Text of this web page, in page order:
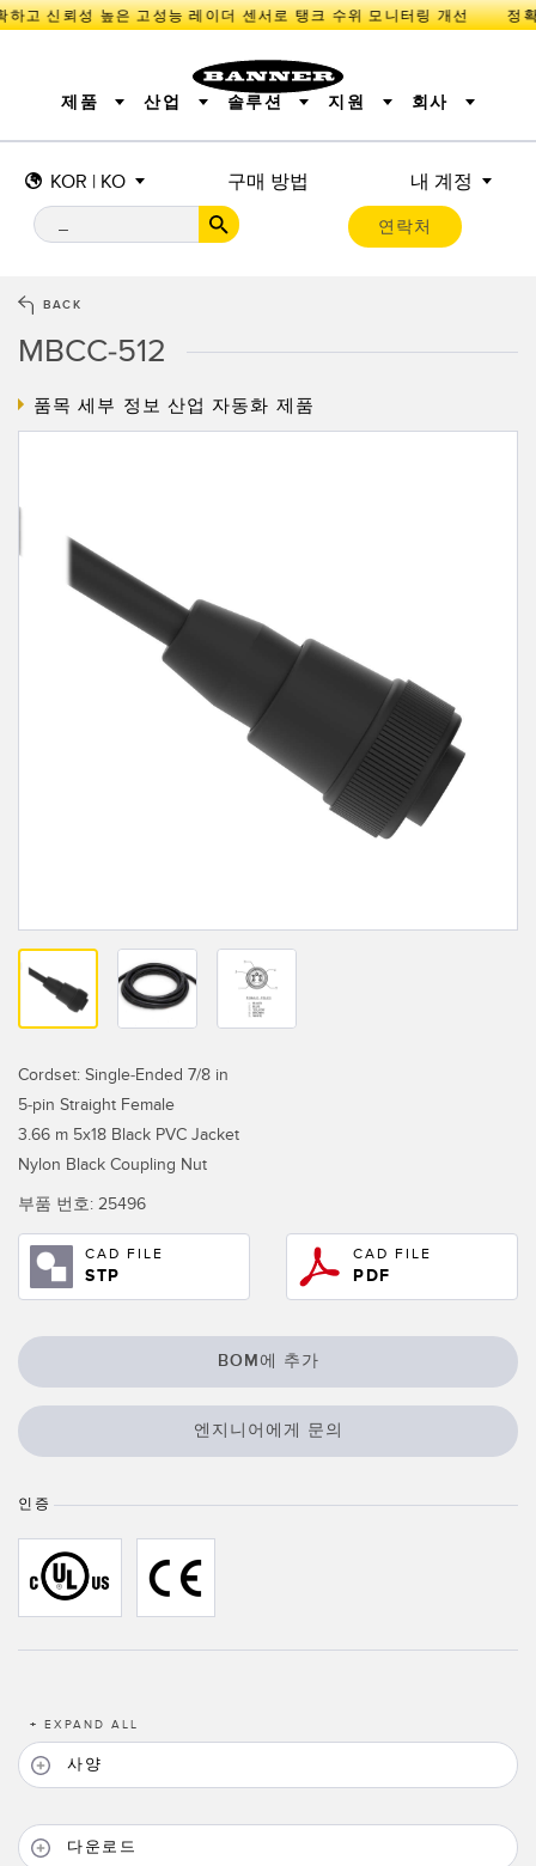
하고 신뢰성 높은 고성능 레이더 센서로 탱크 수위 모니터링 개선
KOR | KO 구매 방법 내 계정
연락처
제품
센서 측정 솔루션
조명 및 표시기
기계 안전
산업용 무선
MONITORING SOLUTIONS
신제품 SNAP SIGNAL
액세서리
레이저 거리 측정
측정 어레이
3D 비행 시간(ToF)
Pick-to-Light 센서
온도 및 진동 센서
Condition Monitoring Sensors
Wireless Condition Monitoring Sensors
Vibration Sensors
ACCESSORIES
액세서리
코드셋
센서 GUI 소프트웨어
TECHNOLOGY
산업 솔루션
IIOT 및 스마트 팩토리
스마트 센서
장비 보호
PICK-TO-LIGHT
PREDICTIVE MAINTENANCE
RADAR APPLICATIONS
IIOT 및 스마트 팩토리
공장 커뮤니케이션
부품, 정비 또는 팔레트 픽업 요청
예측 및 예방적 유지보수용 상태 모니터링
관련 링크
IO-Link
지원 회사
BACK
MBCC-512
품목 세부 정보 산업 자동화 제품
Cordset: Single-Ended 7/8 in
5-pin Straight Female
3.66 m 5x18 Black PVC Jacket
Nylon Black Coupling Nut
부품 번호: 25496
CAD FILE
STP
CAD FILE
PDF
BOM에 추가
엔지니어에게 문의
인증
+ EXPAND ALL
사양
다운로드